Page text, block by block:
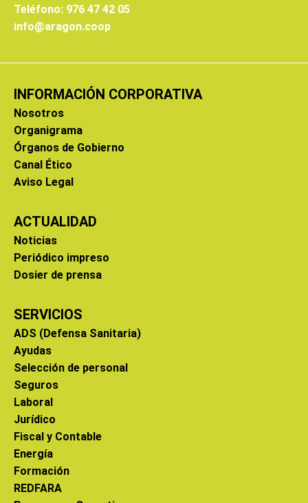
Teléfono: 976 47 42 05
info@aragon.coop
INFORMACIÓN CORPORATIVA
Nosotros
Organigrama
Órganos de Gobierno
Canal Ético
Aviso Legal
ACTUALIDAD
Noticias
Periódico impreso
Dosier de prensa
SERVICIOS
ADS (Defensa Sanitaria)
Ayudas
Selección de personal
Seguros
Laboral
Jurídico
Fiscal y Contable
Energía
Formación
REDFARA